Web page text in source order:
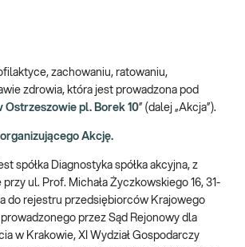
zachowaniu, ratowaniu,
zdrowia, która jest prowadzona pod
Ostrzeszowie pl. Borek 10” (dalej „Akcja”).
organizującego Akcję.
spółka Diagnostyka spółka akcyjna, z
ul. Prof. Michała Życzkowskiego 16, 31-
do rejestru przedsiębiorców Krajowego
przez Sąd Rejonowy dla
w Krakowie, XI Wydział Gospodarczy